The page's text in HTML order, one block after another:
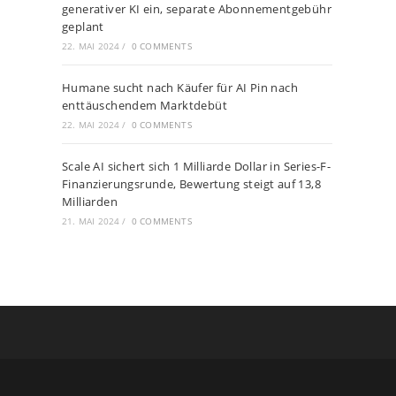
generativer KI ein, separate Abonnementgebühr
geplant
22. MAI 2024 / 0 COMMENTS
Humane sucht nach Käufer für AI Pin nach
enttäuschendem Marktdebüt
22. MAI 2024 / 0 COMMENTS
Scale AI sichert sich 1 Milliarde Dollar in Series-F-
Finanzierungsrunde, Bewertung steigt auf 13,8
Milliarden
21. MAI 2024 / 0 COMMENTS